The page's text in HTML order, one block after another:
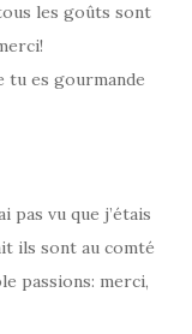
les goûts sont
tu es gourmande
pas vu que j’étais
ils sont au comté
passions: merci,